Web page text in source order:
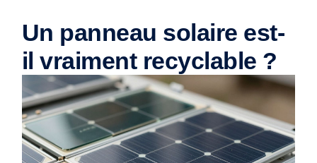
Un panneau solaire est-
il vraiment recyclable ?